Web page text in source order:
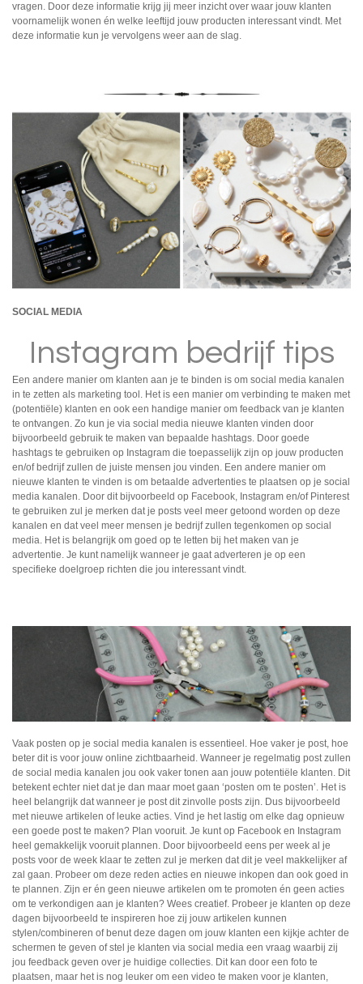
vragen. Door deze informatie krijg jij meer inzicht over waar jouw klanten
voornamelijk wonen én welke leeftijd jouw producten interessant vindt. Met
deze informatie kun je vervolgens weer aan de slag.
SOCIAL MEDIA
Instagram bedrijf tips
Een andere manier om klanten aan je te binden is om social media kanalen
in te zetten als marketing tool. Het is een manier om verbinding te maken met
(potentiële) klanten en ook een handige manier om feedback van je klanten
te ontvangen. Zo kun je via social media nieuwe klanten vinden door
bijvoorbeeld gebruik te maken van bepaalde hashtags. Door goede
hashtags te gebruiken op Instagram die toepasselijk zijn op jouw producten
en/of bedrijf zullen de juiste mensen jou vinden. Een andere manier om
nieuwe klanten te vinden is om betaalde advertenties te plaatsen op je social
media kanalen. Door dit bijvoorbeeld op Facebook, Instagram en/of Pinterest
te gebruiken zul je merken dat je posts veel meer getoond worden op deze
kanalen en dat veel meer mensen je bedrijf zullen tegenkomen op social
media. Het is belangrijk om goed op te letten bij het maken van je
advertentie. Je kunt namelijk wanneer je gaat adverteren je op een
specifieke doelgroep richten die jou interessant vindt.
Vaak posten op je social media kanalen is essentieel. Hoe vaker je post, hoe
beter dit is voor jouw online zichtbaarheid. Wanneer je regelmatig post zullen
de social media kanalen jou ook vaker tonen aan jouw potentiële klanten. Dit
betekent echter niet dat je dan maar moet gaan ‘posten om te posten’. Het is
heel belangrijk dat wanneer je post dit zinvolle posts zijn. Dus bijvoorbeeld
met nieuwe artikelen of leuke acties. Vind je het lastig om elke dag opnieuw
een goede post te maken? Plan vooruit. Je kunt op Facebook en Instagram
heel gemakkelijk vooruit plannen. Door bijvoorbeeld eens per week al je
posts voor de week klaar te zetten zul je merken dat dit je veel makkelijker af
zal gaan. Probeer om deze reden acties en nieuwe inkopen dan ook goed in
te plannen. Zijn er én geen nieuwe artikelen om te promoten én geen acties
om te verkondigen aan je klanten? Wees creatief. Probeer je klanten op deze
dagen bijvoorbeeld te inspireren hoe zij jouw artikelen kunnen
stylen/combineren of benut deze dagen om jouw klanten een kijkje achter de
schermen te geven of stel je klanten via social media een vraag waarbij zij
jou feedback geven over je huidige collecties. Dit kan door een foto te
plaatsen, maar het is nog leuker om een video te maken voor je klanten,